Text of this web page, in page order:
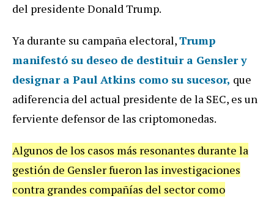
del presidente Donald Trump.
Ya durante su campaña electoral,Trump
manifestó su deseo de destituir a Gensler y
designar a Paul Atkins como su sucesor, que
adiferencia del actual presidente de la SEC, es un
ferviente defensor de las criptomonedas.
Algunos de los casos más resonantes durante la
gestión de Gensler fueron las investigaciones
contra grandes compañías del sector como